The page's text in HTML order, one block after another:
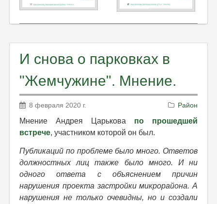
И снова о парковках в
"Жемчужине". Мнение.
8 февраля 2020 г. Район
Мнение Андрея Царькова по прошедшей
встрече, участником которой он был.
Публикаций по проблеме было много. Ответов
должностных лиц также было много. И ни
одного ответа с объяснением причин
нарушения проекта застройки микрорайона. А
нарушения не только очевидны, но и создали